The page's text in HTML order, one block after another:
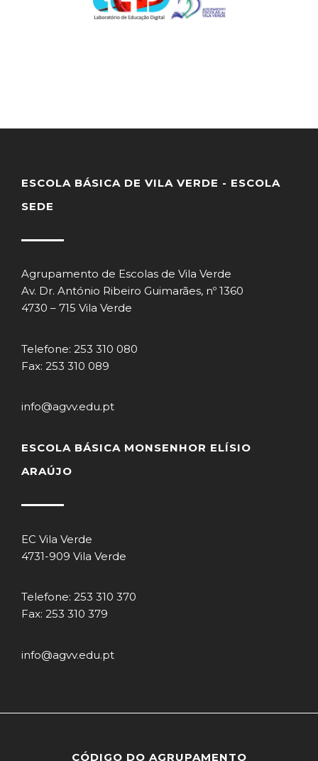
ESCOLA BÁSICA DE VILA VERDE - ESCOLA
SEDE
Agrupamento de Escolas de Vila Verde
Av. Dr. António Ribeiro Guimarães, nº 1360
4730 – 715 Vila Verde
Telefone: 253 310 080
Fax: 253 310 089
info@agvv.edu.pt
ESCOLA BÁSICA MONSENHOR ELÍSIO
ARAÚJO
EC Vila Verde
4731-909 Vila Verde
Telefone: 253 310 370
Fax: 253 310 379
info@agvv.edu.pt
CÓDIGO DO AGRUPAMENTO